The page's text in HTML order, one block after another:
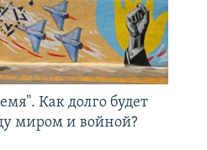
Как долго будет
миром и войной?